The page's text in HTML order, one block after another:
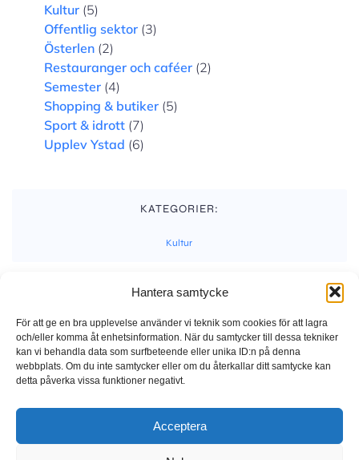
Hantera samtycke
För att ge en bra upplevelse använder vi teknik som cookies för att lagra
och/eller komma åt enhetsinformation. När du samtycker till dessa tekniker
kan vi behandla data som surfbeteende eller unika ID:n på denna
webbplats. Om du inte samtycker eller om du återkallar ditt samtycke kan
detta påverka vissa funktioner negativt.
Acceptera
Kultur (5)
Offentlig sektor (3)
Österlen (2)
Restauranger och caféer (2)
Semester (4)
Shopping & butiker (5)
Sport & idrott (7)
Upplev Ystad (6)
KATEGORIER:
Kultur
ETIKETTER:
Inga etiketter
Föregående